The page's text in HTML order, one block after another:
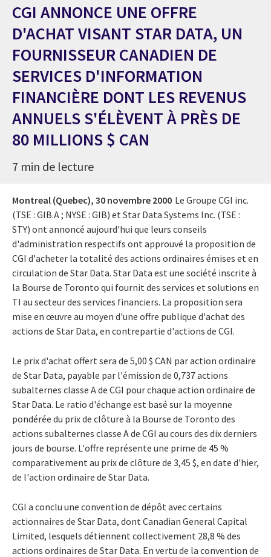
CGI ANNONCE UNE OFFRE
D'ACHAT VISANT STAR DATA, UN
FOURNISSEUR CANADIEN DE
SERVICES D'INFORMATION
FINANCIÈRE DONT LES REVENUS
ANNUELS S'ÉLÈVENT À PRÈS DE
80 MILLIONS $ CAN
7 min de lecture
Montreal (Quebec), 30 novembre 2000 Le Groupe CGI inc.
(TSE : GIB.A ; NYSE : GIB) et Star Data Systems Inc. (TSE :
STY) ont annoncé aujourd'hui que leurs conseils
d'administration respectifs ont approuvé la proposition de
CGI d'acheter la totalité des actions ordinaires émises et en
circulation de Star Data. Star Data est une société inscrite à
la Bourse de Toronto qui fournit des services et solutions en
TI au secteur des services financiers. La proposition sera
mise en œuvre au moyen d'une offre publique d'achat des
actions de Star Data, en contrepartie d'actions de CGI.
Le prix d'achat offert sera de 5,00 $ CAN par action ordinaire
de Star Data, payable par l'émission de 0,737 actions
subalternes classe A de CGI pour chaque action ordinaire de
Star Data. Le ratio d'échange est basé sur la moyenne
pondérée du prix de clôture à la Bourse de Toronto des
actions subalternes classe A de CGI au cours des dix derniers
jours de bourse. L'offre représente une prime de 45 %
comparativement au prix de clôture de 3,45 $, en date d'hier,
de l'action ordinaire de Star Data.
CGI a conclu une convention de dépôt avec certains
actionnaires de Star Data, dont Canadian General Capital
Limited, lesquels détiennent collectivement 28,8 % des
actions ordinaires de Star Data. En vertu de la convention de